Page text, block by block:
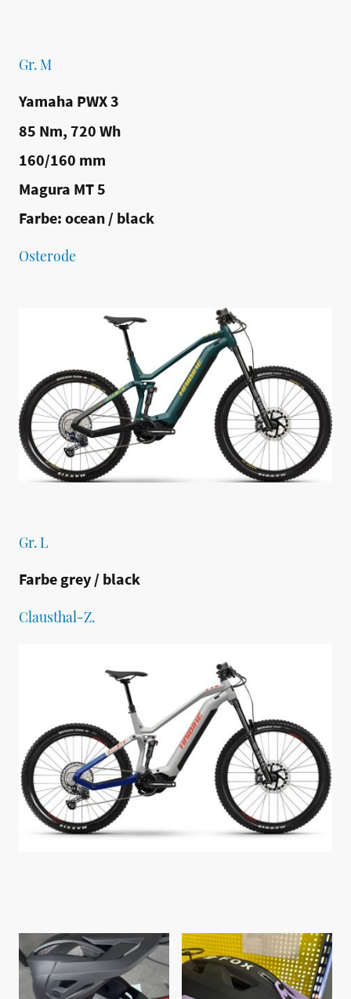
Gr. M
Yamaha PWX 3
85 Nm, 720 Wh
160/160 mm
Magura MT 5
Farbe: ocean / black
Osterode
Gr. L
Farbe grey / black
Clausthal-Z.